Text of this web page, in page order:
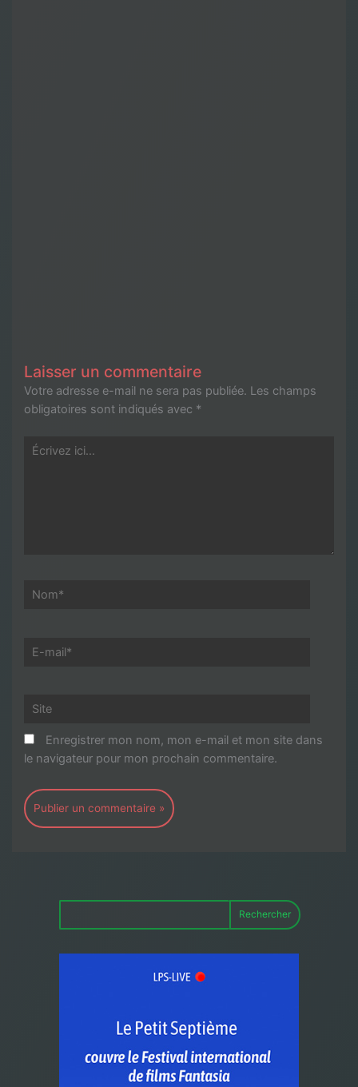
Laisser un commentaire
Votre adresse e-mail ne sera pas publiée. Les champs
obligatoires sont indiqués avec *
Écrivez
Nom*
E-
Site
Enregistrer mon nom, mon e-mail et mon site dans
le navigateur pour mon prochain commentaire.
Rechercher